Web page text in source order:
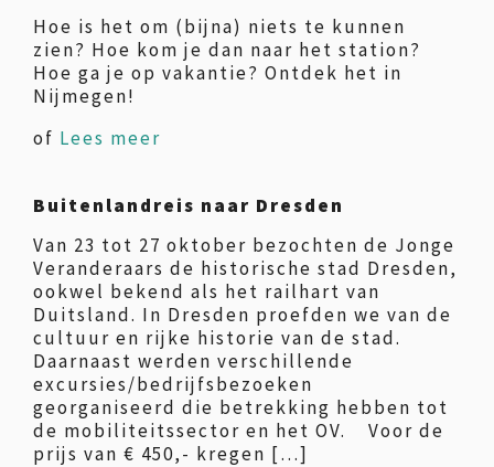
Hoe is het om (bijna) niets te kunnen
zien? Hoe kom je dan naar het station?
Hoe ga je op vakantie? Ontdek het in
Nijmegen!
of Lees meer
Buitenlandreis naar Dresden
Van 23 tot 27 oktober bezochten de Jonge
Veranderaars de historische stad Dresden,
ookwel bekend als het railhart van
Duitsland. In Dresden proefden we van de
cultuur en rijke historie van de stad.
Daarnaast werden verschillende
excursies/bedrijfsbezoeken
georganiseerd die betrekking hebben tot
de mobiliteitssector en het OV. Voor de
prijs van € 450,- kregen […]